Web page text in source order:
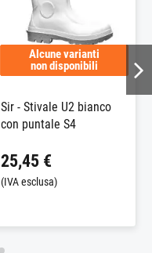
Alcune varianti
non disponibili
Sir - Stivale U2 bianco
con puntale S4
25,45 €
(IVA esclusa)